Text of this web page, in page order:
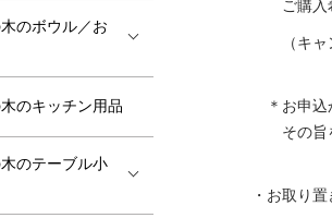
ご購入希
（キャン
＊お申込
その旨を
・お取り
のボウル／お
のキッチン用品
のテーブル小